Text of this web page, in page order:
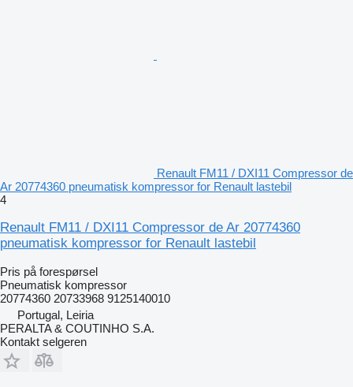
Renault FM11 / DXI11 Compressor de
Ar 20774360 pneumatisk kompressor for Renault lastebil
4
Renault FM11 / DXI11 Compressor de Ar 20774360
pneumatisk kompressor for Renault lastebil
Pris på forespørsel
Pneumatisk kompressor
20774360 20733968 9125140010
Portugal, Leiria
PERALTA & COUTINHO S.A.
Kontakt selgeren